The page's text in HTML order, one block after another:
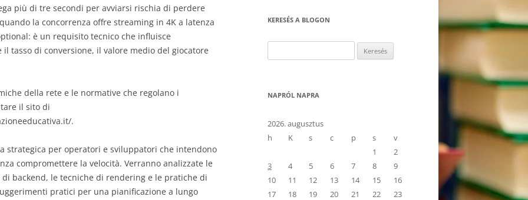
più di tre secondi per avviarsi rischia di perdere
la concorrenza offre streaming in 4K a latenza
è un requisito tecnico che influisce
tasso di conversione, il valore medio del giocatore
della rete e le normative che regolano i
il sito di
.
strategica per operatori e sviluppatori che intendono
compromettere la velocità. Verranno analizzate le
backend, le tecniche di rendering e le pratiche di
pratici per una pianificazione a lungo
KERESÉS A BLOGON
NAPRÓL NAPRA
2026. augusztus
h
K s c p s
v
1
2
3
4 5 6 7 8
9
10
11 12 13 14 15
16
17
18 19 20 21 22
23